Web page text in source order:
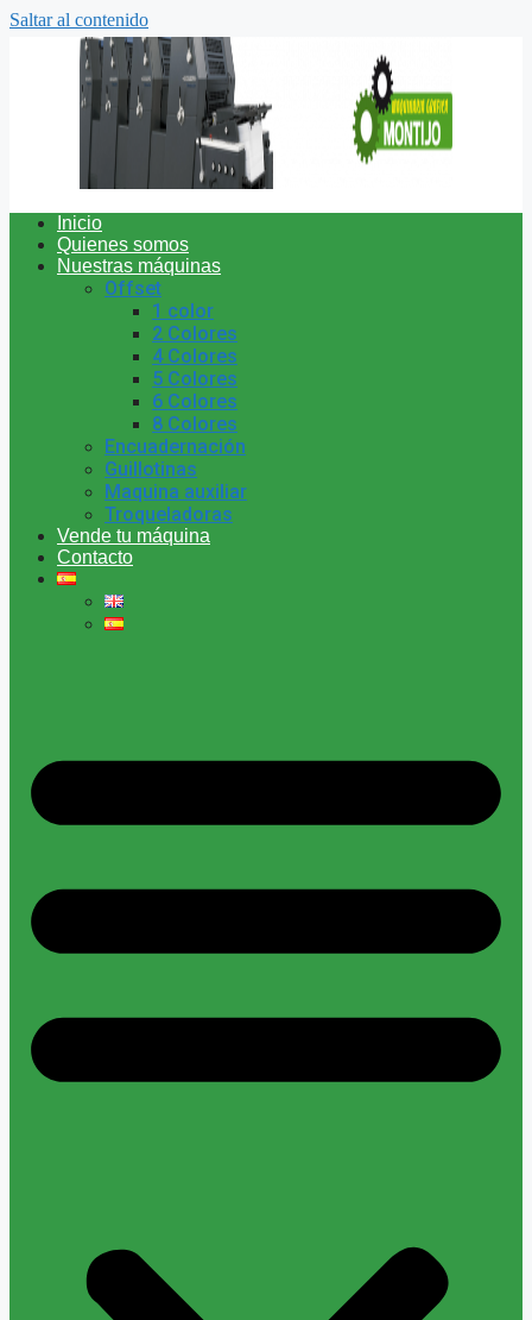
Saltar al contenido
Inicio
Quienes somos
Nuestras máquinas
Offset
1 color
2 Colores
4 Colores
5 Colores
6 Colores
8 Colores
Encuadernación
Guillotinas
Maquina auxiliar
Troqueladoras
Vende tu máquina
Contacto